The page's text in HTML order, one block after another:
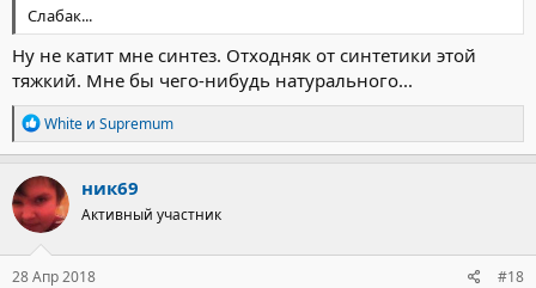
Слабак...
Ну не катит мне синтез. Отходняк от синтетики этой
тяжкий. Мне бы чего-нибудь натурального...
Р
е
а
к
ц
и
и
:
White и Supremum
ник69
Активный участник
28 Апр 2018 #18